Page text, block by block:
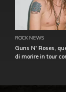
ROCK NEWS
Guns N' Roses,
di morire in tour